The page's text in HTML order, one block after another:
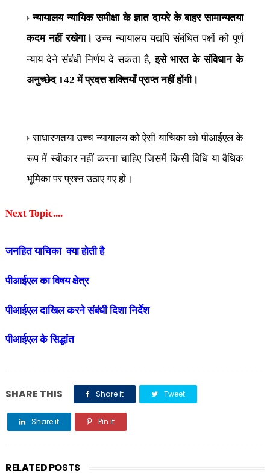
न्यायालय न्यायिक समीक्षा के ज्ञात दायरे के बाहर सामान्यतया
कदम नहीं रखेगा। उच्च न्यायालय यद्यपि संबंधित पक्षों को पूर्ण
न्याय देने संबंधी निर्णय दे सकता है,इसे भारत के संविधान के
अनुच्छेद 142 में प्रदत्त शक्तियाँ प्राप्त नहीं होंगी।
साधारणतया उच्च न्यायालय को ऐसी याचिका को पीआईएल के
रूप में स्वीकार नहीं करना चाहिए जिसमें किसी विधि या वैधिक
भूमिका पर प्रश्न उठाए गए हों।
Next Topic....
जनहित याचिका क्या होती है
पीआईएल का विषय क्षेत्र
पीआईएल दाखिल करने संबंधी दिशा निर्देश
पीआईएल के सिद्धांत
SHARE THIS Share it Tweet
Share it Pin it
RELATED POSTS